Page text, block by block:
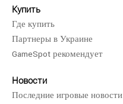
Купить
Где купить
Партнеры в Украине
GameSpot рекомендует
Новости
Последние игровые новости